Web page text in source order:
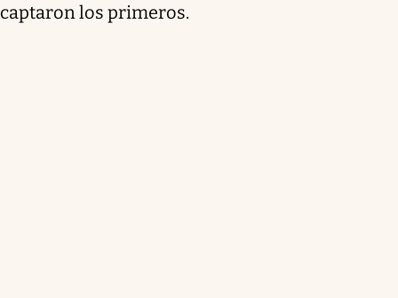
captaron los primeros.